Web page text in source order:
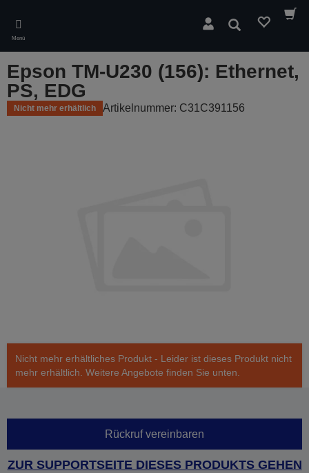
main
content
Menü
Suchen
Epson TM-U230 (156): Ethernet,
PS, EDG
Nicht mehr erhältlich Artikelnummer: C31C391156
Nicht mehr erhältliches Produkt - Leider ist dieses Produkt nicht
mehr erhältlich. Weitere Angebote finden Sie unten.
Rückruf vereinbaren
ZUR SUPPORTSEITE DIESES PRODUKTS GEHEN